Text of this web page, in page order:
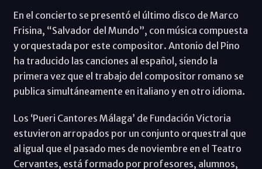
En el concierto se presentó el último disco de Marco
Frisina, “Salvador del Mundo”, con música compuesta
y orquestada por este compositor. Antonio del Pino
ha traducido las canciones al español, siendo la
primera vez que el trabajo del compositor romano se
publica simultáneamente en italiano y en otro idioma.
Los ‘Pueri Cantores Málaga’ de Fundación Victoria
estuvieron arropados por un conjunto orquestral que
al igual que el pasado mes de noviembre en el Teatro
Cervantes, está formado por profesores, alumnos,